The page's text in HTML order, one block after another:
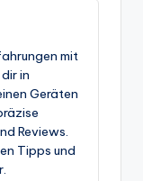
mit
in
Geräten
Reviews.
Tipps und